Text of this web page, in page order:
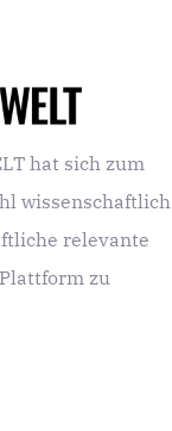
hat sich zum
wissenschaftlich
relevante
zu